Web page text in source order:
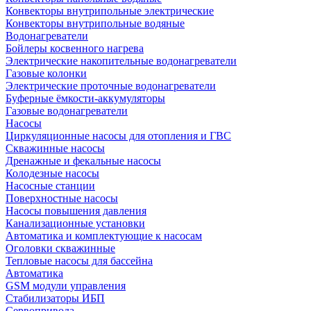
Конвекторы внутрипольные электрические
Конвекторы внутрипольные водяные
Водонагреватели
Бойлеры косвенного нагрева
Электрические накопительные водонагреватели
Газовые колонки
Электрические проточные водонагреватели
Буферные ёмкости-аккумуляторы
Газовые водонагреватели
Насосы
Циркуляционные насосы для отопления и ГВС
Скважинные насосы
Дренажные и фекальные насосы
Колодезные насосы
Насосные станции
Поверхностные насосы
Насосы повышения давления
Канализационные установки
Автоматика и комплектующие к насосам
Оголовки скважинные
Тепловые насосы для бассейна
Автоматика
GSM модули управления
Стабилизаторы ИБП